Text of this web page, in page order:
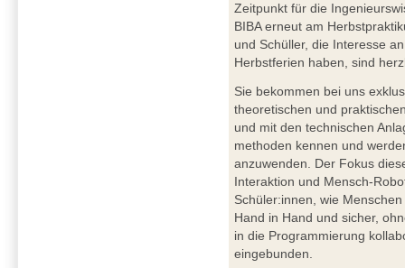
Zeitpunkt für die
BIBA erneut am
und Schüller, die Interesse
Herbstferien haben, sind
Sie bekommen bei uns
theoretischen und
und mit den technischen
methoden kennen und
anzuwenden. Der Fokus
Interaktion und Mensch-
Schüler:innen, wie
Hand in Hand und sicher,
in die Programmierung
eingebunden.